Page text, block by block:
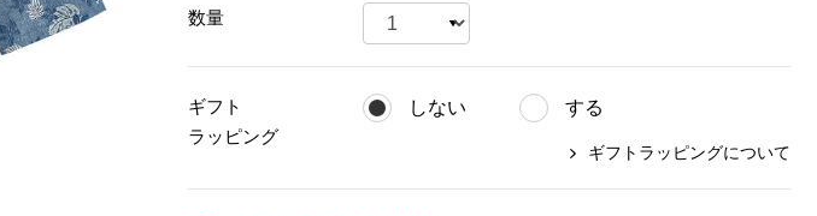
【特集】Travel Partner／トラベル
【特集】ベーシックアイテム for
【特集】William Morris／ウィリア
テム
数量
ギフト
ラッピング
しない する
ギフトラッピングについて